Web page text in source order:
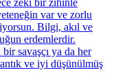
zeki bir zihinle
var ve zorlu
Bilgi, akıl ve
erdemlerdir.
savaşçı ya da her
ve iyi düşünülmüş